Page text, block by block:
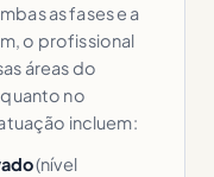
as fases e a
o profissional
áreas do
no
incluem:
(nível